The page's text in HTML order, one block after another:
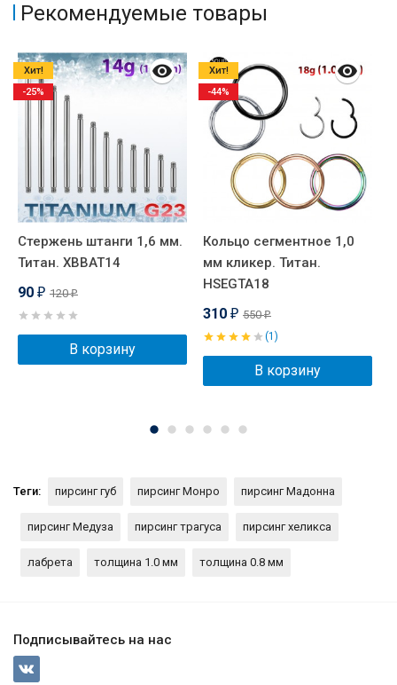
Рекомендуемые товары
Стержень штанги 1,6 мм.
Титан. XBBAT14
90 ₽ 120₽
В корзину
Хит!
-25%
Кольцо сегментное 1,0
мм кликер. Титан.
HSEGTA18
310 ₽ 550₽
(1)
В корзину
Хит!
-44%
Теги: пирсинг губ пирсинг Монро пирсинг Мадонна
пирсинг Медуза пирсинг трагуса пирсинг хеликса
лабрета толщина 1.0 мм толщина 0.8 мм
Подписывайтесь на нас